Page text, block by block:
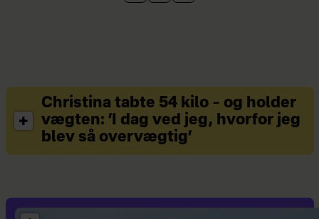
Christina tabte 54 kilo – og holder
vægten: ’I dag ved jeg, hvorfor jeg
blev så overvægtig’